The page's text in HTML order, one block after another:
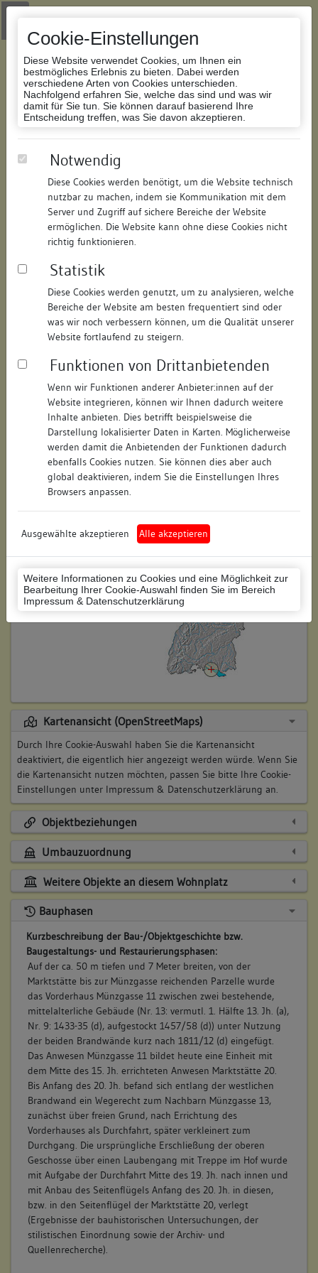
Cookie-Einstellungen
Diese Website verwendet Cookies, um Ihnen ein
bestmögliches Erlebnis zu bieten. Dabei werden
verschiedene Arten von Cookies unterschieden.
Nachfolgend erfahren Sie, welche das sind und was wir
damit für Sie tun. Sie können darauf basierend Ihre
Entscheidung treffen, was Sie davon akzeptieren.
Notwendig
Diese Cookies werden benötigt, um die Website technisch
nutzbar zu machen, indem sie Kommunikation mit dem
Server und Zugriff auf sichere Bereiche der Website
ermöglichen. Die Website kann ohne diese Cookies nicht
richtig funktionieren.
Statistik
Diese Cookies werden genutzt, um zu analysieren, welche
Bereiche der Website am besten frequentiert sind oder
was wir noch verbessern können, um die Qualität unserer
Website fortlaufend zu steigern.
Funktionen von Drittanbietenden
Wenn wir Funktionen anderer Anbieter:innen auf der
Website integrieren, können wir Ihnen dadurch weitere
Inhalte anbieten. Dies betrifft beispielsweise die
Darstellung lokalisierter Daten in Karten. Möglicherweise
werden damit die Anbietenden der Funktionen dadurch
ebenfalls Cookies nutzen. Sie können dies aber auch
global deaktivieren, indem Sie die Einstellungen Ihres
Browsers anpassen.
Ausgewählte akzeptieren Alle akzeptieren
Weitere Informationen zu Cookies und eine Möglichkeit zur
Bearbeitung Ihrer Cookie-Auswahl finden Sie im Bereich
Impressum & Datenschutzerklärung
Zur Navigation springen
Zum Inhalt der Website springen
Datenbank Bauforschung/Restaurierung
168203643412/Datum:09.01.2014
Datenbestand:
Bauforschung
Als PDF herunterladen:
Objektdaten
Straße: Münzgasse
Hausnummer: 11
Postleitzahl: 78426
Stadt-Teilort: Konstanz
Regierungsbezirk: Freiburg
Konstanz (Landkreis)
Wohnplatzschlüssel: 8335043012
Flurstücknummer: keine
Historischer Straßenname: keiner
Lage des Wohnplatzes:
Kartenansicht (OpenStreetMaps)
Durch Ihre Cookie-Auswahl haben Sie die Kartenansicht
deaktiviert, die eigentlich hier angezeigt werden würde. Wenn Sie
die Kartenansicht nutzen möchten, passen Sie bitte Ihre Cookie-
Einstellungen unter Impressum & Datenschutzerklärung an.
Objektbeziehungen
Umbauzuordnung
Weitere Objekte an diesem Wohnplatz
Bauphasen
Kurzbeschreibung der Bau-/Objektgeschichte bzw.
Baugestaltungs- und Restaurierungsphasen:
Auf der ca. 50 m tiefen und 7 Meter breiten, von der
Marktstätte bis zur Münzgasse reichenden Parzelle wurde
das Vorderhaus Münzgasse 11 zwischen zwei bestehende,
mittelalterliche Gebäude (Nr. 13: vermutl. 1. Hälfte 13. Jh. (a),
Nr. 9: 1433-35 (d), aufgestockt 1457/58 (d)) unter Nutzung
der beiden Brandwände kurz nach 1811/12 (d) eingefügt.
Das Anwesen Münzgasse 11 bildet heute eine Einheit mit
dem Mitte des 15. Jh. errichteten Anwesen Marktstätte 20.
Bis Anfang des 20. Jh. befand sich entlang der westlichen
Brandwand ein Wegerecht zum Nachbarn Münzgasse 13,
zunächst über freien Grund, nach Errichtung des
Vorderhauses als Durchfahrt, später verkleinert zum
Durchgang. Die ursprüngliche Erschließung der oberen
Geschosse über einen Laubengang mit Treppe im Hof wurde
mit Aufgabe der Durchfahrt Mitte des 19. Jh. nach innen und
mit Anbau des Seitenflügels Anfang des 20. Jh. in diesen,
bzw. in den Seitenflügel der Marktstätte 20, verlegt
(Ergebnisse der bauhistorischen Untersuchungen, der
stilistischen Einordnung sowie der Archiv- und
Quellenrecherche).